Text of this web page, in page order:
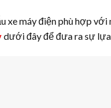
xe máy điện phù hợp với
dưới đây để đưa ra sự